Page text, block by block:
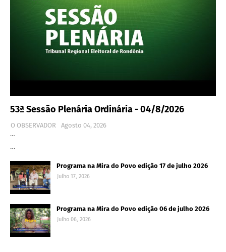
53ª Sessão Plenária Ordinária - 04/8/2026
O OBSERVADOR
Agosto 04, 2026
…
…
Programa na Mira do Povo edição 17 de julho 2026
Julho 17, 2026
Programa na Mira do Povo edição 06 de julho 2026
Julho 06, 2026